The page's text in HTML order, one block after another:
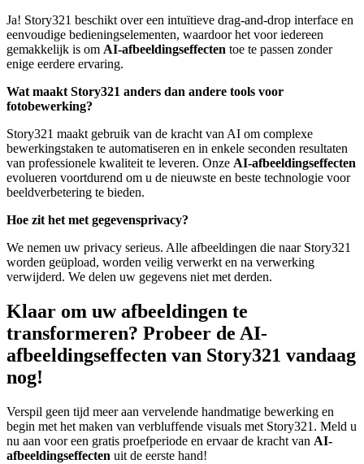
Ja! Story321 beschikt over een intuïtieve drag-and-drop interface en
eenvoudige bedieningselementen, waardoor het voor iedereen
gemakkelijk is om AI-afbeeldingseffecten toe te passen zonder
enige eerdere ervaring.
Wat maakt Story321 anders dan andere tools voor
fotobewerking?
Story321 maakt gebruik van de kracht van AI om complexe
bewerkingstaken te automatiseren en in enkele seconden resultaten
van professionele kwaliteit te leveren. Onze AI-afbeeldingseffecten
evolueren voortdurend om u de nieuwste en beste technologie voor
beeldverbetering te bieden.
Hoe zit het met gegevensprivacy?
We nemen uw privacy serieus. Alle afbeeldingen die naar Story321
worden geüpload, worden veilig verwerkt en na verwerking
verwijderd. We delen uw gegevens niet met derden.
Klaar om uw afbeeldingen te
transformeren? Probeer de AI-
afbeeldingseffecten van Story321 vandaag
nog!
Verspil geen tijd meer aan vervelende handmatige bewerking en
begin met het maken van verbluffende visuals met Story321. Meld u
nu aan voor een gratis proefperiode en ervaar de kracht van AI-
afbeeldingseffecten uit de eerste hand!